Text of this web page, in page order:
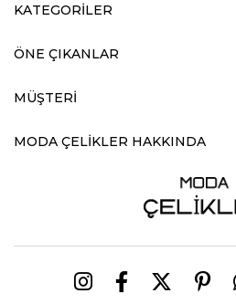
KATEGORİLER
ÖNE ÇIKANLAR
MÜŞTERİ
MODA ÇELİKLER HAKKINDA